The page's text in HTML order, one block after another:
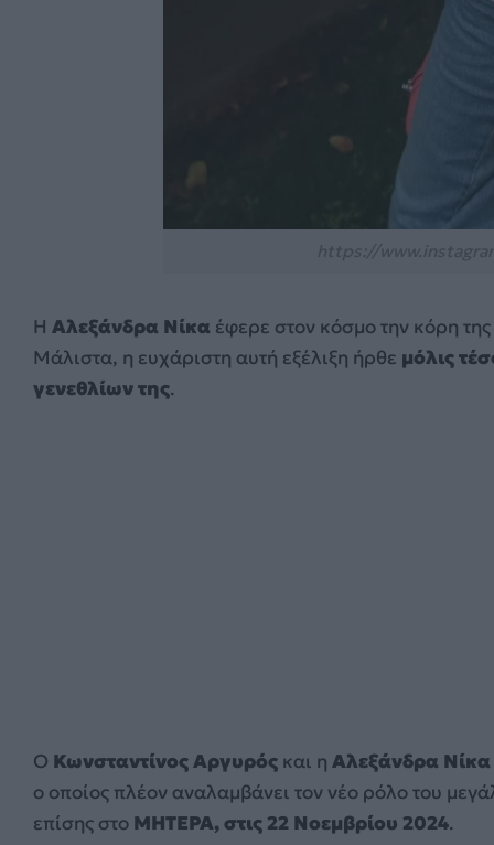
Η Αλεξάνδρα Νίκα έφερε στον κόσμο την κόρη
Μάλιστα, η ευχάριστη αυτή εξέλιξη ήρθε μόλις
γενεθλίων της.
Ο Κωνσταντίνος Αργυρός και η Αλεξάνδρα Νίκα
ο οποίος πλέον αναλαμβάνει τον νέο ρόλο του
επίσης στο ΜΗΤΕΡΑ, στις 22 Νοεμβρίου 2024.